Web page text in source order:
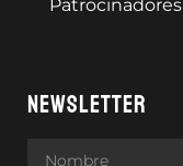
Patrocinadores
NEWSLETTER